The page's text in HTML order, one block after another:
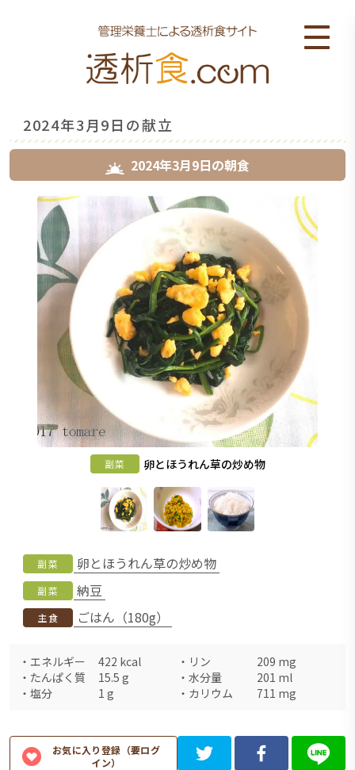
2024年3月9日の献立
2024年3月9日の朝食
副菜 卵とほうれん草の炒め物
副菜 卵とほうれん草の炒め物
副菜 納豆
主食 ごはん（180g）
・ エネルギー 422 kcal ・ リン 209 mg
・ たんぱく質 15.5 g ・ 水分量 201 ml
・ 塩分 1 g ・ カリウム 711 mg
お気に入り登録（要ログ
イン）